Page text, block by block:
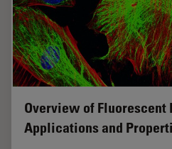
Overview of Fluorescent
Applications and